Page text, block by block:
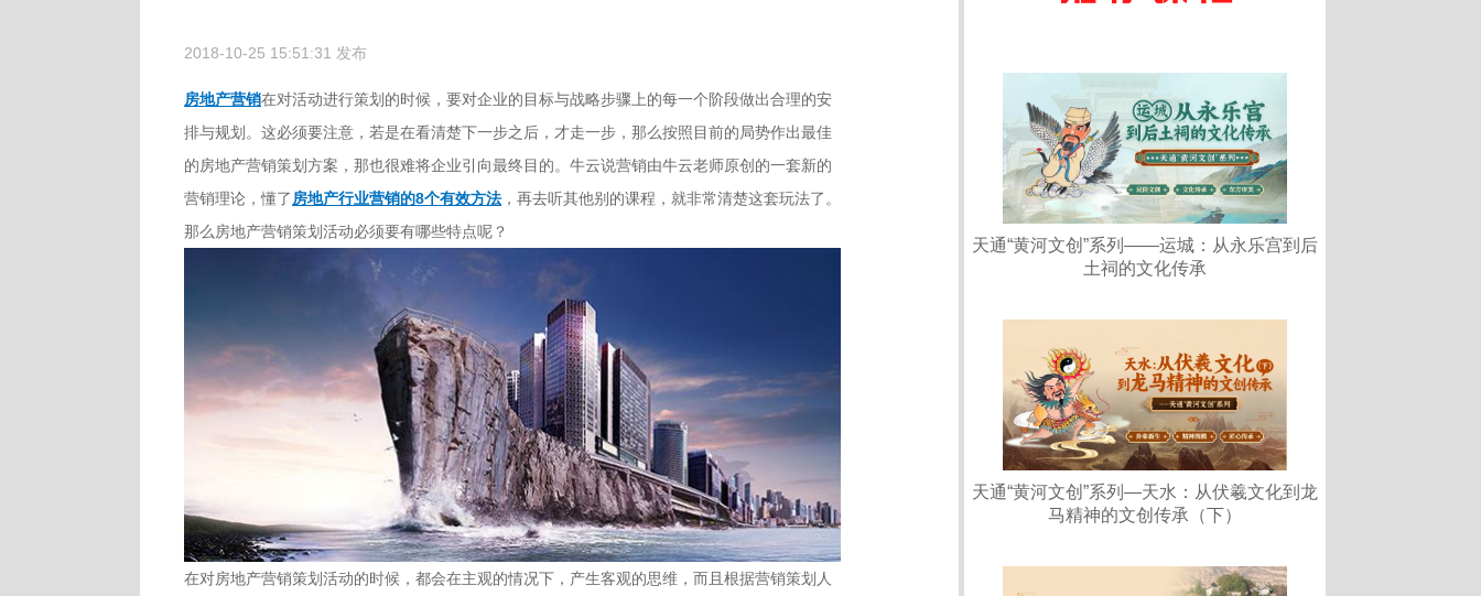
2018-10-25 15:51:31 发布
房地产营销在对活动进行策划的时候，要对企业的目标与战略步骤上的每一个阶段做出合理的安
排与规划。这必须要注意，若是在看清楚下一步之后，才走一步，那么按照目前的局势作出最佳
的房地产营销策划方案，那也很难将企业引向最终目的。牛云说营销由牛云老师原创的一套新的
营销理论，懂了 房地产行业营销的8个有效方法 ，再去听其他别的课程，就非常清楚这套玩法了。
那么房地产营销策划活动必须要有哪些特点呢？
在对房地产营销策划活动的时候，都会在主观的情况下，产生客观的思维，而且根据营销策划人
天通“黄河文创”系列——运城：从永乐宫到后
土祠的文化传承
天通“黄河文创”系列—天水：从伏羲文化到龙
马精神的文创传承（下）